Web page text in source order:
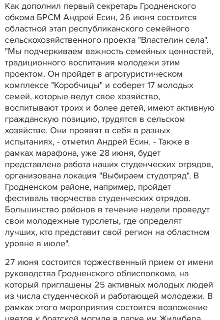
Как дополнил первый секретарь Гродненского
обкома БРСМ Андрей Есин, 26 июня состоится
областной этап республиканского семейного
сельскохозяйственного проекта "Властелин села".
"Мы подчеркиваем важность семейных ценностей,
традиционного воспитания молодежи этим
проектом. Он пройдет в агротуристическом
комплексе "Коробчицы" и соберет 17 молодых
семей, которые ведут свое хозяйство,
воспитывают троих и более детей, имеют активную
гражданскую позицию, трудятся в сельском
хозяйстве. Они проявят в себя в разных
испытаниях, - отметил Андрей Есин. - Также в
рамках марафона, уже 28 июня, будет
представлена работа наших студенческих отрядов,
организована локация "Выбираем студотряд". В
Гродненском районе, например, пройдет
фестиваль творчества студенческих отрядов.
Большинство районов в течение недели проведут
свои молодежные турслеты, где определят
лучших, кто представит свой регион на областном
уровне в июле".
27 июня состоится торжественный прием от имени
руководства Гродненского облисполкома, на
который приглашены 25 активных молодых людей
из числа студенческой и работающей молодежи. В
рамках этого мероприятия состоится возложение